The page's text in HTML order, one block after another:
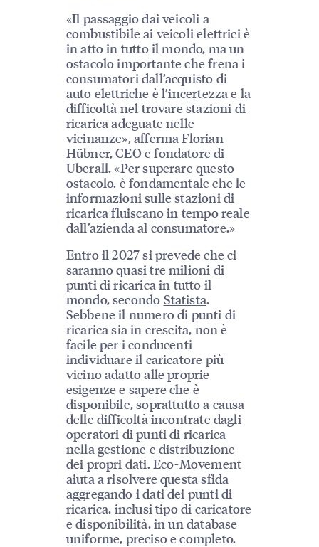
«Il passaggio dai veicoli a
combustibile ai veicoli elettrici è
in atto in tutto il mondo, ma un
ostacolo importante che frena i
consumatori dall’acquisto di
auto elettriche è l’incertezza e la
difficoltà nel trovare stazioni di
ricarica adeguate nelle
vicinanze», afferma Florian
Hübner, CEO e fondatore di
Uberall. «Per superare questo
ostacolo, è fondamentale che le
informazioni sulle stazioni di
ricarica fluiscano in tempo reale
dall’azienda al consumatore.»
Entro il 2027 si prevede che ci
saranno quasi tre milioni di
punti di ricarica in tutto il
mondo, secondo Statista.
Sebbene il numero di punti di
ricarica sia in crescita, non è
facile per i conducenti
individuare il caricatore più
vicino adatto alle proprie
esigenze e sapere che è
disponibile, soprattutto a causa
delle difficoltà incontrate dagli
operatori di punti di ricarica
nella gestione e distribuzione
dei propri dati. Eco-Movement
aiuta a risolvere questa sfida
aggregando i dati dei punti di
ricarica, inclusi tipo di caricatore
e disponibilità, in un database
uniforme, preciso e completo.